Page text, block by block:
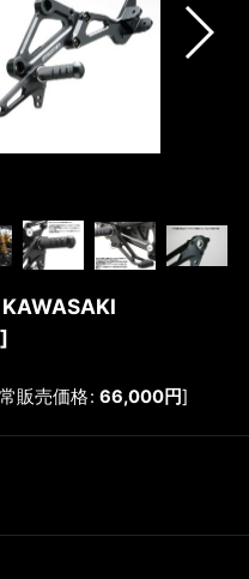
]
販売価格: 66,000円]